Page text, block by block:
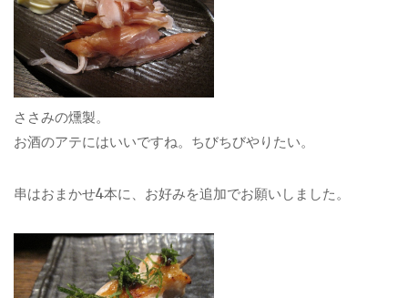
ささみの燻製。
お酒のアテにはいいですね。ちびちびやりたい。
串はおまかせ4本に、お好みを追加でお願いしました。